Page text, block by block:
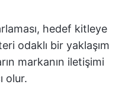
hedef kitleye
odaklı bir yaklaşım
markanın iletişimi
olur.